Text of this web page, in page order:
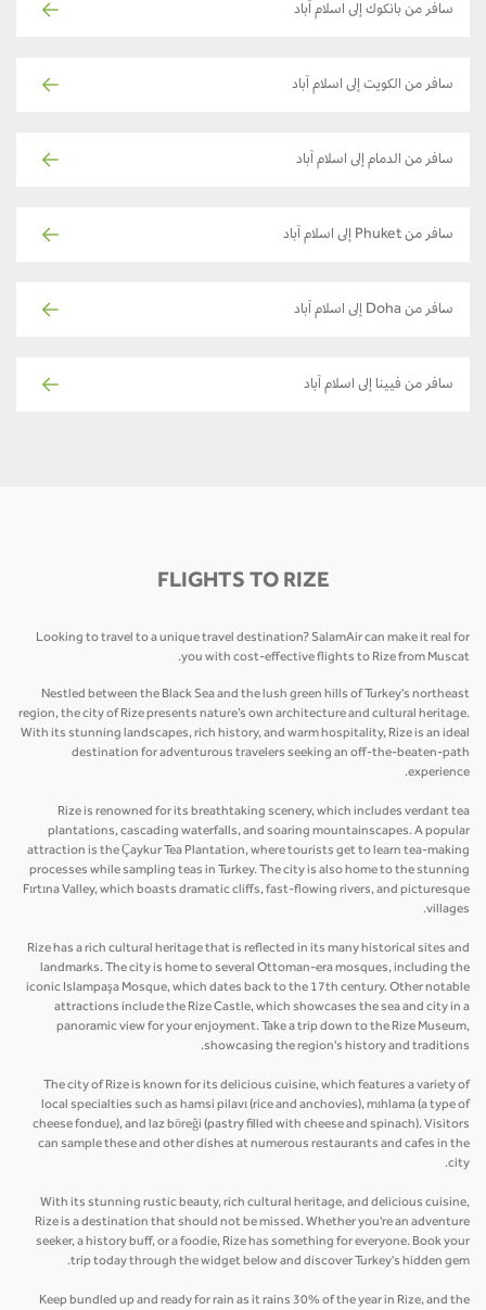
سافر من بانكوك إلى اسلام آباد
سافر من الكويت إلى اسلام آباد
سافر من الدمام إلى اسلام آباد
سافر من Phuket إلى اسلام آباد
سافر من Doha إلى اسلام آباد
سافر من فيينا إلى اسلام آباد
FLIGHTS TO RIZE
Looking to travel to a unique travel destination? SalamAir can make it real for
you with cost-effective flights to Rize from Muscat.
Nestled between the Black Sea and the lush green hills of Turkey's northeast
region, the city of Rize presents nature’s own architecture and cultural heritage.
With its stunning landscapes, rich history, and warm hospitality, Rize is an ideal
destination for adventurous travelers seeking an off-the-beaten-path
experience.
Rize is renowned for its breathtaking scenery, which includes verdant tea
plantations, cascading waterfalls, and soaring mountainscapes. A popular
attraction is the Çaykur Tea Plantation, where tourists get to learn tea-making
processes while sampling teas in Turkey. The city is also home to the stunning
Fırtına Valley, which boasts dramatic cliffs, fast-flowing rivers, and picturesque
villages.
Rize has a rich cultural heritage that is reflected in its many historical sites and
landmarks. The city is home to several Ottoman-era mosques, including the
iconic Islampaşa Mosque, which dates back to the 17th century. Other notable
attractions include the Rize Castle, which showcases the sea and city in a
panoramic view for your enjoyment. Take a trip down to the Rize Museum,
showcasing the region's history and traditions.
The city of Rize is known for its delicious cuisine, which features a variety of
local specialties such as hamsi pilavı (rice and anchovies), mıhlama (a type of
cheese fondue), and laz böreği (pastry filled with cheese and spinach). Visitors
can sample these and other dishes at numerous restaurants and cafes in the
city.
With its stunning rustic beauty, rich cultural heritage, and delicious cuisine,
Rize is a destination that should not be missed. Whether you're an adventure
seeker, a history buff, or a foodie, Rize has something for everyone. Book your
trip today through the widget below and discover Turkey's hidden gem.
Keep bundled up and ready for rain as it rains 30% of the year in Rize, and the